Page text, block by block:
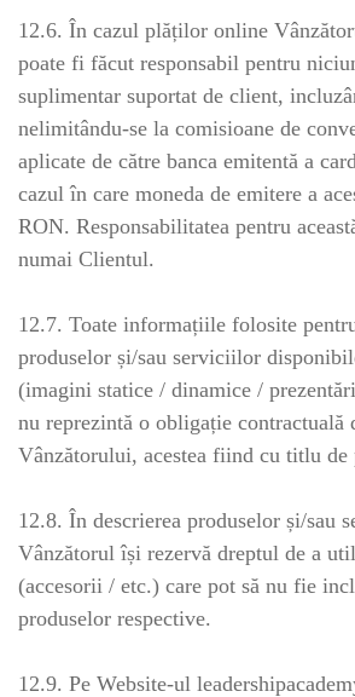
12.6. În cazul plăților online
poate fi făcut responsabil pentru
suplimentar suportat de client,
nelimitându-se la comisioane de
aplicate de către banca emitentă a
cazul în care moneda de emitere a
RON. Responsabilitatea pentru
numai Clientul.
12.7. Toate informațiile folosite
produselor și/sau serviciilor
(imagini statice / dinamice /
nu reprezintă o obligație contractuală
Vânzătorului, acestea fiind cu titlu de
12.8. În descrierea produselor și/sau
Vânzătorul își rezervă dreptul de a
(accesorii / etc.) care pot să nu fie
produselor respective.
12.9. Pe Website-ul